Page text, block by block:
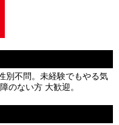
別不問。未経験でもやる気
のない方 大歓迎。